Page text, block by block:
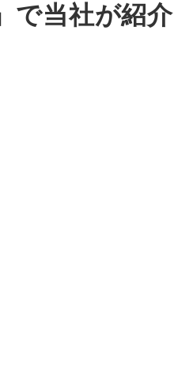
で当社が紹介